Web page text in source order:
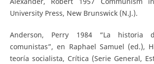
University Press, New Brunswick (N.J.).
Anderson, Perry 1984 “La historia
comunistas”, en Raphael Samuel (ed.),
teoría socialista, Crítica (Serie General,